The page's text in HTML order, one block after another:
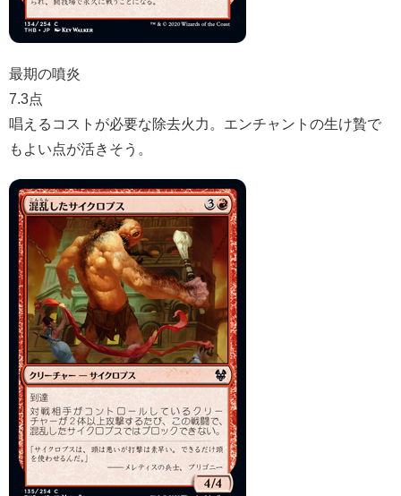
最期の噴炎
7.3点
唱えるコストが必要な除去火力。エンチャントの生け贄で
もよい点が活きそう。